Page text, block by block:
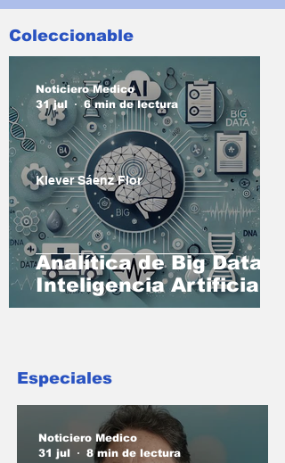
Coleccionable
Analítica de Big Data e
Inteligencia Artificial
Generativa en Salud:
Clínicas y la Salud
Noticiero Medico
31 jul
6 min de lectura
Klever Sáenz Flor
Especiales
Noticiero Medico
31 jul
8 min de lectura